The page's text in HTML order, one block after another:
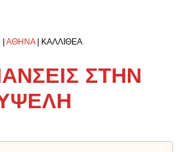
| ΑΘΗΝΑ| ΚΑΛΛΙΘΕΑ
ΣΤΗΝ